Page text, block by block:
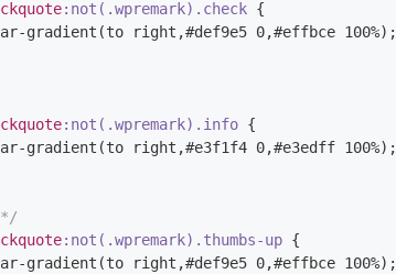
:not(.wpremark).check {
gradient (to right,#def9e5 0,#effbce 100%);
:not(.wpremark).info {
gradient (to right,#e3f1f4 0,#e3edff 100%);
*/
:not(.wpremark).thumbs-up {
gradient (to right,#def9e5 0,#effbce 100%);